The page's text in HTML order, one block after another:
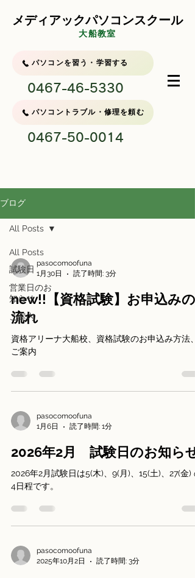
メディアックパソコンスクール
大船教室
パソコンを習う・学習する
0467-46-5330
パソコントラブル・修理を頼む
0467-50-0014
ブログ
All Posts
試験日
営業日のお
知らせ
ご案内
All Posts
pasocomoofuna
1月30日
読了時間: 3分
new!!【資格試験】お申込みの
流れ
資格アリーナ大船校、資格試験のお申込み方法、
ご案内
pasocomoofuna
1月6日
読了時間: 1分
2026年2月 試験日のお知らせ
2026年2月試験日は5(木)、9(月)、15(土)、27(金)
4日程です。
pasocomoofuna
2025年10月2日
読了時間: 3分